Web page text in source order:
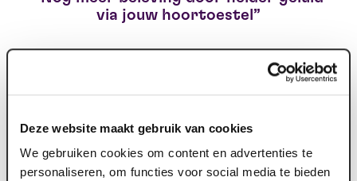
Deze website maakt gebruik van cookies
We gebruiken cookies om content en advertenties te
personaliseren, om functies voor social media te bieden
via jouw hoortoestel
Heb je problemen met jouw gehoor en draag je een
met T-stand). Het draagbare ringleidingsysteem dient
ervoor om geluid storingsvrij over te dragen aan jouw
hoortoestel. Hierdoor kun je nog meer genieten van de